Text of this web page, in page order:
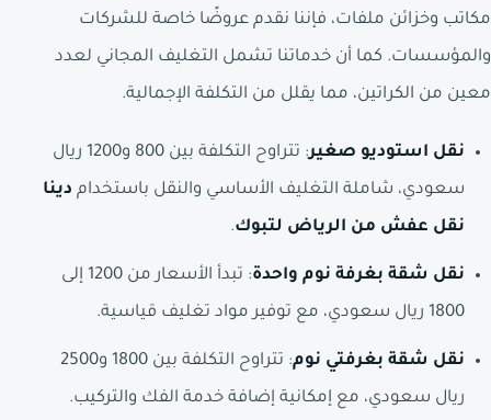
مكاتب وخزائن ملفات، فإننا نقدم عروضًا خاصة للشركات
والمؤسسات. كما أن خدماتنا تشمل التغليف المجاني لعدد
معين من الكراتين، مما يقلل من التكلفة الإجمالية.
نقل استوديو صغير
: تتراوح التكلفة بين 800 و1200 ريال
سعودي، شاملة التغليف الأساسي والنقل باستخدام دينا
نقل عفش من الرياض لتبوك.
نقل شقة بغرفة نوم واحدة
: تبدأ الأسعار من 1200 إلى
1800 ريال سعودي، مع توفير مواد تغليف قياسية.
نقل شقة بغرفتي نوم
: تتراوح التكلفة بين 1800 و2500
ريال سعودي، مع إمكانية إضافة خدمة الفك والتركيب.